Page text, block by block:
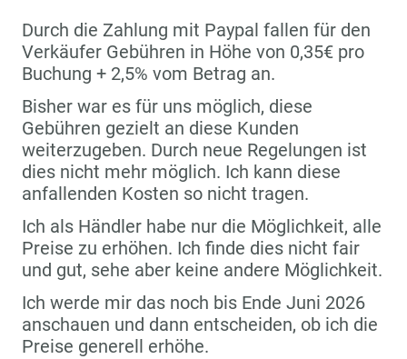
Durch die Zahlung mit Paypal fallen für den
Verkäufer Gebühren in Höhe von 0,35€ pro
Buchung + 2,5% vom Betrag an.
Bisher war es für uns möglich, diese
Gebühren gezielt an diese Kunden
weiterzugeben. Durch neue Regelungen ist
dies nicht mehr möglich. Ich kann diese
anfallenden Kosten so nicht tragen.
Ich als Händler habe nur die Möglichkeit, alle
Preise zu erhöhen. Ich finde dies nicht fair
und gut, sehe aber keine andere Möglichkeit.
Ich werde mir das noch bis Ende Juni 2026
anschauen und dann entscheiden, ob ich die
Preise generell erhöhe.